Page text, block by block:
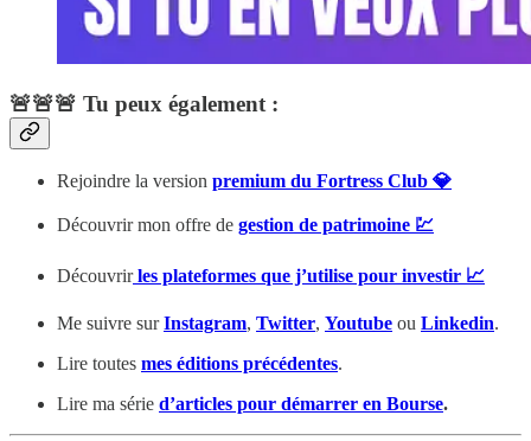
🚨🚨🚨 Tu peux également :
Rejoindre la version premium du Fortress Club 💎
Découvrir mon offre de gestion de patrimoine 💹
Découvrirles plateformes que j’utilise pour investir 📈
Me suivre surInstagram, Twitter, Youtube ou Linkedin.
Lire toutes mes éditions précédentes.
Lire ma série d’articles pour démarrer en Bourse.